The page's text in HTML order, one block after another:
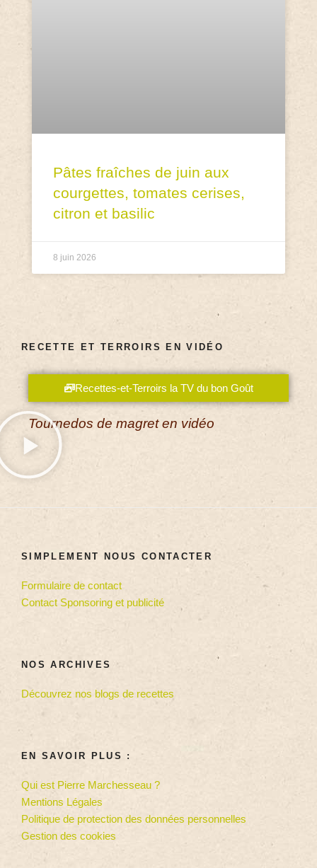
Pâtes fraîches de juin aux
courgettes, tomates cerises,
citron et basilic
8 juin 2026
RECETTE ET TERROIRS EN VIDÉO
Recettes-et-Terroirs la TV du bon Goût
Tournedos de magret en vidéo
SIMPLEMENT NOUS CONTACTER
Formulaire de contact
Contact Sponsoring et publicité
NOS ARCHIVES
Découvrez nos blogs de recettes
EN SAVOIR PLUS :
Qui est Pierre Marchesseau ?
Mentions Légales
Politique de protection des données personnelles
Gestion des cookies